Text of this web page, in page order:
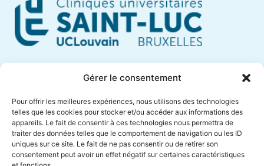
Gérer le consentement
Pour offrir les meilleures expériences, nous utilisons des technologies
telles que les cookies pour stocker et/ou accéder aux informations des
appareils. Le fait de consentir à ces technologies nous permettra de
traiter des données telles que le comportement de navigation ou les ID
uniques sur ce site. Le fait de ne pas consentir ou de retirer son
consentement peut avoir un effet négatif sur certaines caractéristiques
1200 Brussels – Belgium
Phone +32 (0)2 764 18 57
anne.muylaert@saintluc.uclouvain.be